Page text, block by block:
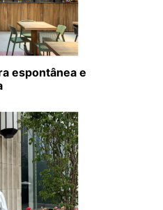
espontânea e